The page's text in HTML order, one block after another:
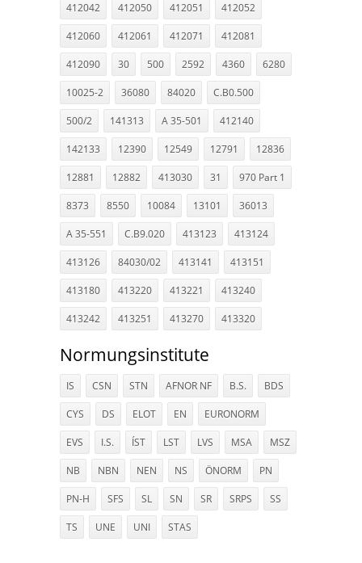
412042 412050 412051 412052
412060 412061 412071 412081
412090 30 500 2592 4360 6280
10025-2 36080 84020 C.B0.500
500/2 141313 A 35-501 412140
142133 12390 12549 12791 12836
12881 12882 413030 31 970 Part 1
8373 8550 10084 13101 36013
A 35-551 C.B9.020 413123 413124
413126 84030/02 413141 413151
413180 413220 413221 413240
413242 413251 413270 413320
Normungsinstitute
IS CSN STN AFNOR NF B.S. BDS
CYS DS ELOT EN EURONORM
EVS I.S. ÍST LST LVS MSA MSZ
NB NBN NEN NS ÖNORM PN
PN-H SFS SL SN SR SRPS SS
TS UNE UNI STAS